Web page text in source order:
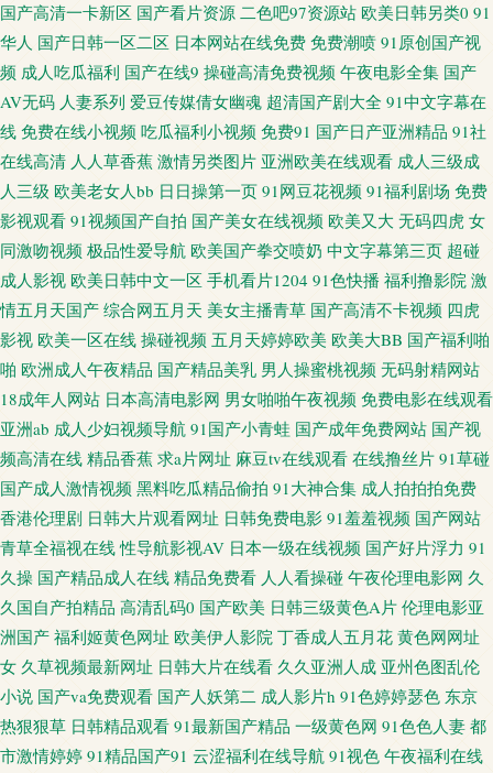
香蕉网 wwwAV伊人 韩国三级色情影院 日韩精品一品二品 91国产白浆喷水
超碰97无码 韩国午夜探花 日韩三级av 影音先锋变太累别 avav岛国 黑丝在线1
欧洲色网91 少妇丝袜伦理 91tv短视频 草草影院亚洲 国产视频传媒色 日本高
清不卡网站 最新日韩欧美A网 成人性交影片 久草精品资源 日本色色 亚洲色
www污91 精品国产日韩欧美 日本伦理 亚洲热热 97亚州色图 国产HD网址 巨
乳探花 日韩亚射 尤物自拍成人 成人又大又黄免费 美女禁网站免费 神马影院
午夜限制 91撸啊撸 丁香五月花麻豆 九一福利社区 日韩成人一区 在线国产视
频 www欧色 另类欧美 亚洲成人中文网 97亚洲狠狠 国产成人后入 麻豆视频
在线播放 色域91大神 91看片成人版 成人九一 久草超爱 人人射超碰 91干逼精
品 浮力国产第一页 欧美女生穴 亚州综合15P 99超碰自拍 国产三级免费版权
蜜桃视频在线观看 探花系列亚洲电影 91人人操人人爽 黄色性生活一级 国产
AV产 91精品熟妇 国产黄色片 男人天堂av 午夜H片 91青青娱乐 大香蕉久久成
网 久久中文AV资源 色色导航东京热 97欧美超碰在线 国产在线第一页 日本激
国产高清一卡新区 国产看片资源 二色吧97资源站 欧美日韩另类0 91
华人 国产日韩一区二区 日本网站在线免费 免费潮喷 91原创国产视
频 成人吃瓜福利 国产在线9 操碰高清免费视频 午夜电影全集 国产
AV无码 人妻系列 爱豆传媒倩女幽魂 超清国产剧大全 91中文字幕在
线 免费在线小视频 吃瓜福利小视频 免费91 国产日产亚洲精品 91社
在线高清 人人草香蕉 激情另类图片 亚洲欧美在线观看 成人三级成
人三级 欧美老女人bb 日日操第一页 91网豆花视频 91福利剧场 免费
影视观看 91视频国产自拍 国产美女在线视频 欧美又大 无码四虎 女
同激吻视频 极品性爱导航 欧美国产拳交喷奶 中文字幕第三页 超碰
成人影视 欧美日韩中文一区 手机看片1204 91色快播 福利撸影院 激
情五月天国产 综合网五月天 美女主播青草 国产高清不卡视频 四虎
影视 欧美一区在线 操碰视频 五月天婷婷欧美 欧美大BB 国产福利啪
啪 欧洲成人午夜精品 国产精品美乳 男人操蜜桃视频 无码射精网站
18成年人网站 日本高清电影网 男女啪啪午夜视频 免费电影在线观看
亚洲ab 成人少妇视频导航 91国产小青蛙 国产成年免费网站 国产视
频高清在线 精品香蕉 求a片网址 麻豆tv在线观看 在线撸丝片 91草碰
国产成人激情视频 黑料吃瓜精品偷拍 91大神合集 成人拍拍拍免费
香港伦理剧 日韩大片观看网址 日韩免费电影 91羞羞视频 国产网站
青草全福视在线 性导航影视AV 日本一级在线视频 国产好片浮力 91
久操 国产精品成人在线 精品免费看 人人看操碰 午夜伦理电影网 久
久国自产拍精品 高清乱码0 国产欧美 日韩三级黄色A片 伦理电影亚
洲国产 福利姬黄色网址 欧美伊人影院 丁香成人五月花 黄色网网址
女 久草视频最新网址 日韩大片在线看 久久亚洲人成 亚州色图乱伦
小说 国产va免费观看 国产人妖第二 成人影片h 91色婷婷瑟色 东京
热狠狠草 日韩精品观看 91最新国产精品 一级黄色网 91色色人妻 都
市激情婷婷 91精品国产91 云涩福利在线导航 91视色 午夜福利在线